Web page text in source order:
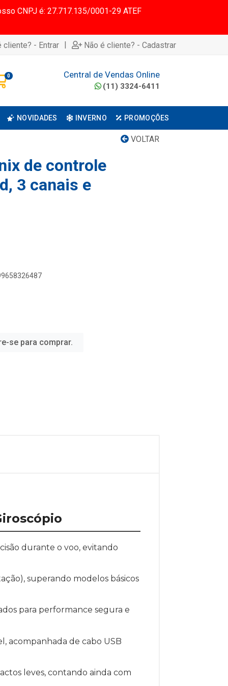
CNPJ é: 27.717.135/0001-29 ATEF
cliente? - Entrar | Não é cliente? - Cadastrar
0 Central de Vendas Online
(11) 3324-6411
NOVIDADES INVERNO PROMOÇÕES
VOLTAR
de controle
3 canais e
se para comprar.
durante o voo, evitando
superando modelos básicos
para performance segura e
acompanhada de cabo USB
leves, contando ainda com